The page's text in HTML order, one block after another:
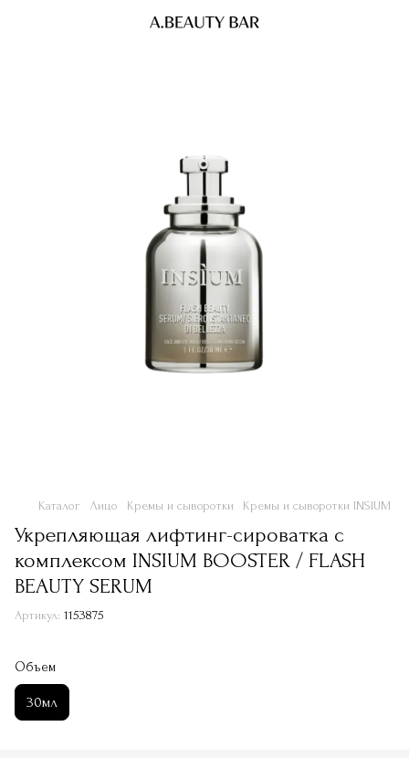
Каталог Лицо Кремы и сыворотки Кремы и сыворотки INSIUM
Укрепляющая лифтинг-сироватка с
комплексом INSIUM BOOSTER / FLASH
BEAUTY SERUM
Артикул: 1153875
Объем
30мл